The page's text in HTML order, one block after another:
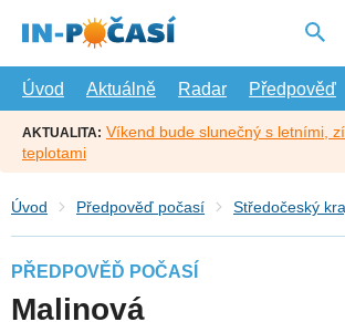
hlavní
Úvod
Aktuálně Radar Předpověď
AKTUALITA: Víkend bude slunečný s letními,
teplotami
Úvod Předpověď počasí Středočeský
PŘEDPOVĚĎ POČASÍ
Malinová